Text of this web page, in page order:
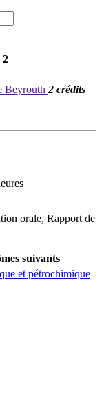
2
Beyrouth 2 crédits
orale, Rapport de
suivants
et pétrochimique